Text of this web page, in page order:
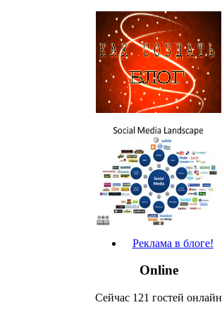
Реклама в блоге!
Online
Сейчас 121 гостей онлайн